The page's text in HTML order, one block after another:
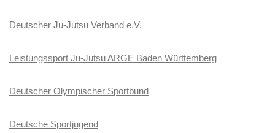
Deutscher Ju-Jutsu Verband e.V.
Leistungssport Ju-Jutsu ARGE Baden Württemberg
Deutscher Olympischer Sportbund
Deutsche Sportjugend